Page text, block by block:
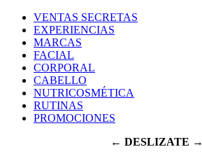
VENTAS SECRETAS
EXPERIENCIAS
MARCAS
FACIAL
CORPORAL
CABELLO
NUTRICOSMÉTICA
RUTINAS
PROMOCIONES
← DESLIZATE →